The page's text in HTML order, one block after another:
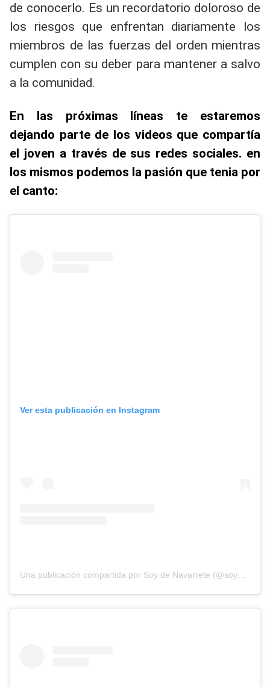
de conocerlo. Es un recordatorio doloroso de
los riesgos que enfrentan diariamente los
miembros de las fuerzas del orden mientras
cumplen con su deber para mantener a salvo
a la comunidad.
En las próximas líneas te estaremos
dejando parte de los videos que compartía
el joven a través de sus redes sociales. en
los mismos podemos la pasión que tenia por
el canto:
Ver esta publicación en Instagram
Una publicación compartida por Soy de Navarrete (@soydenavarrete096)